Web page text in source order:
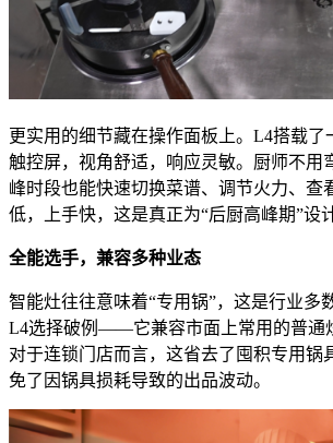
更实用的细节藏在操作面板上。L4搭载了
触控屏，视角舒适，响应灵敏。厨师不用
峰时段也能快速切换菜谱、调节火力、查
低，上手快，这是真正为“后厨高峰期”设
全能选手，兼容多种业态
智能灶往往意味着“专用锅”，这是行业多
L4选择破例——它兼容市面上常用的普通
对于连锁门店而言，这省去了囤积专用锅
免了因锅具损耗导致的出品波动。